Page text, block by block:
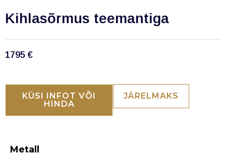
Kihlasõrmus teemantiga
1795 €
KÜSI INFOT VÕI
HINDA
JÄRELMAKS
Metall